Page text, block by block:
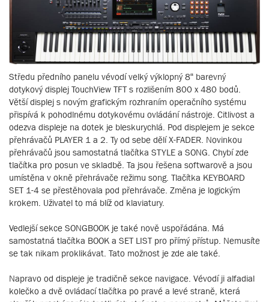
Středu předního panelu vévodí velký výklopný 8“ barevný
dotykový displej TouchView TFT s rozlišením 800 x 480 bodů.
Větší displej s novým grafickým rozhraním operačního systému
přispívá k pohodlnému dotykovému ovládání nástroje. Citlivost a
odezva displeje na dotek je bleskurychlá. Pod displejem je sekce
přehrávačů PLAYER 1 a 2. Ty od sebe dělí X-FADER. Novinkou
přehrávačů jsou samostatná tlačítka STYLE a SONG. Chybí zde
tlačítka pro posun ve skladbě. Ta jsou řešena softwarově a jsou
umístěna v okně přehrávače režimu song. Tlačítka KEYBOARD
SET 1-4 se přestěhovala pod přehrávače. Změna je logickým
krokem. Uživatel to má blíž od klaviatury.
Vedlejší sekce SONGBOOK je také nově uspořádána. Má
samostatná tlačítka BOOK a SET LIST pro přímý přístup. Nemusíte
se tak nikam proklikávat. Tato možnost je zde ale také.
Napravo od displeje je tradičně sekce navigace. Vévodí ji alfadial
kolečko a dvě ovládací tlačítka po pravé a levé straně, která